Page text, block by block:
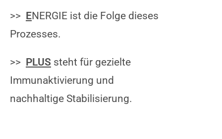
>> ENERGIE ist die Folge dieses
Prozesses.
>> PLUS steht für gezielte
Immunaktivierung und
nachhaltige Stabilisierung.